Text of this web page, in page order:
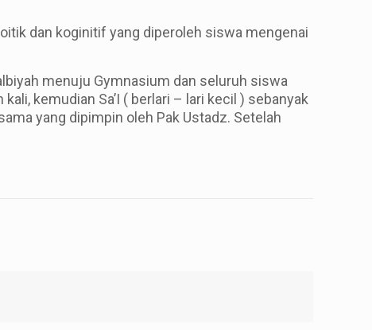
dan koginitif yang diperoleh siswa mengenai
menuju Gymnasium dan seluruh siswa
kemudian Sa’I ( berlari – lari kecil ) sebanyak
yang dipimpin oleh Pak Ustadz. Setelah